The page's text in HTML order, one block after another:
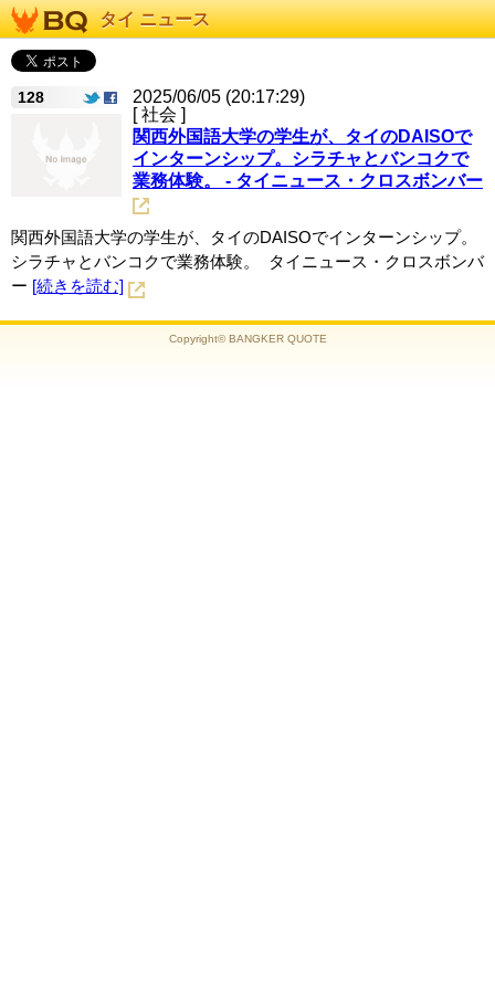
タイ ニュース
128
2025/06/05 (20:17:29)
[ 社会 ]
関西外国語大学の学生が、タイのDAISOで
インターンシップ。シラチャとバンコクで
業務体験。 - タイニュース・クロスボンバー
関西外国語大学の学生が、タイのDAISOでインターンシップ。
シラチャとバンコクで業務体験。 タイニュース・クロスボンバ
ー [続きを読む]
Copyright© BANGKER QUOTE